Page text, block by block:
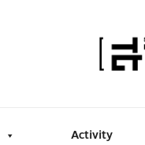
Activity